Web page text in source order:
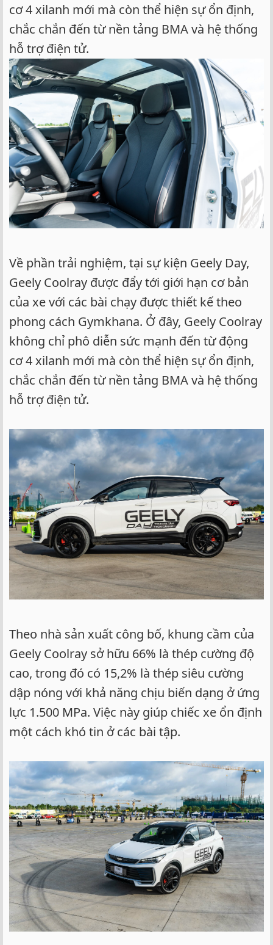
cơ 4 xilanh mới mà còn thể hiện sự ổn định,
chắc chắn đến từ nền tảng BMA và hệ thống
hỗ trợ điện tử.
Về phần trải nghiệm, tại sự kiện Geely Day,
Geely Coolray được đẩy tới giới hạn cơ bản
của xe với các bài chạy được thiết kế theo
phong cách Gymkhana. Ở đây, Geely Coolray
không chỉ phô diễn sức mạnh đến từ động
cơ 4 xilanh mới mà còn thể hiện sự ổn định,
chắc chắn đến từ nền tảng BMA và hệ thống
hỗ trợ điện tử.
Theo nhà sản xuất công bố, khung cầm của
Geely Coolray sở hữu 66% là thép cường độ
cao, trong đó có 15,2% là thép siêu cường
dập nóng với khả năng chịu biến dạng ở ứng
lực 1.500 MPa. Việc này giúp chiếc xe ổn định
một cách khó tin ở các bài tập.